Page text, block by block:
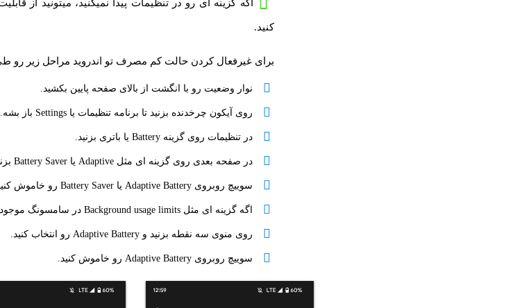
اگه گزینه ای رو در تنظیمات پیدا نمیکنید، میتونید از
کنید.
برای غیرفعال کردن حالت کم مصرف تو اندروید مراحل زیر رو
نوار وضعیت رو با انگشت از بالای صفحه پایین بکشید.
روی آیکون چرخدنده بزنید تا برنامه تنظیمات یا Settings باز بشه.
در تنظیمات روی گزینه Battery یا باتری بزنید.
در صفحه بعدی روی گزینه ای مثل Adaptive یا Battery Saver بزنید.
سوییچ روبروی Adaptive Battery یا Battery Saver رو خاموش کنید.
اگه گزینه ای مثل Background usage limits در سامسونگ موجوده، اون رو لمس کنید.
روی منوی سه نقطه بزنید و Adaptive Battery رو انتخاب کنید.
سوییچ روبروی Adaptive Battery رو خاموش کنید.